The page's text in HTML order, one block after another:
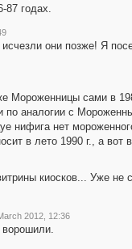
87 годах.
они позже! Я
Мороженницы сами в
по аналогии с
нифига нет
в лето 1990 г., а вот
киосков... Уже
2012, 12:36
ворошили.